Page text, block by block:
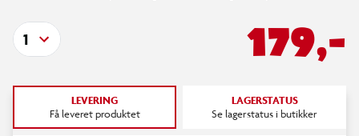
179,-
1
LEVERING
Få leveret produktet
LAGERSTATUS
Se lagerstatus i butikker